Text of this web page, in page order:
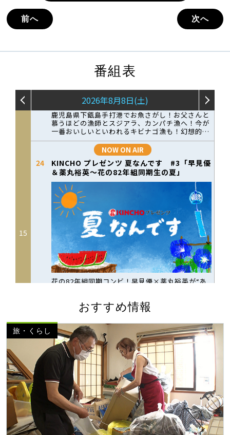
前へ 次へ
番組表
おすすめ情報
旅・くらし